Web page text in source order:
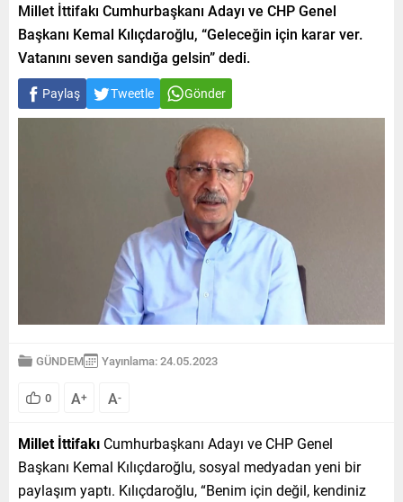
Millet İttifakı Cumhurbaşkanı Adayı ve CHP Genel
Başkanı Kemal Kılıçdaroğlu, “Geleceğin için karar ver.
Vatanını seven sandığa gelsin” dedi.
Paylaş Tweetle Gönder
GÜNDEM Yayınlama: 24.05.2023
0 A+ A-
Millet İttifakı Cumhurbaşkanı Adayı ve CHP Genel
Başkanı Kemal Kılıçdaroğlu, sosyal medyadan yeni bir
paylaşım yaptı. Kılıçdaroğlu, “Benim için değil, kendiniz